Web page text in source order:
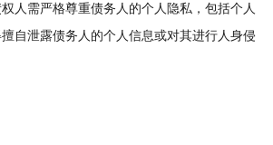
需严格尊重债务人的个人隐私，包括个人
自泄露债务人的个人信息或对其进行人身侵